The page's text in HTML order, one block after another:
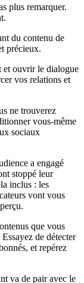
plus remarquer.
du contenu de
précieux.
et ouvrir le dialogue
vos relations et
ne trouverez
vous-même
sociaux
a engagé
stoppé leur
inclus : les
vont vous
que vous
de détecter
et repérez
va de pair avec le